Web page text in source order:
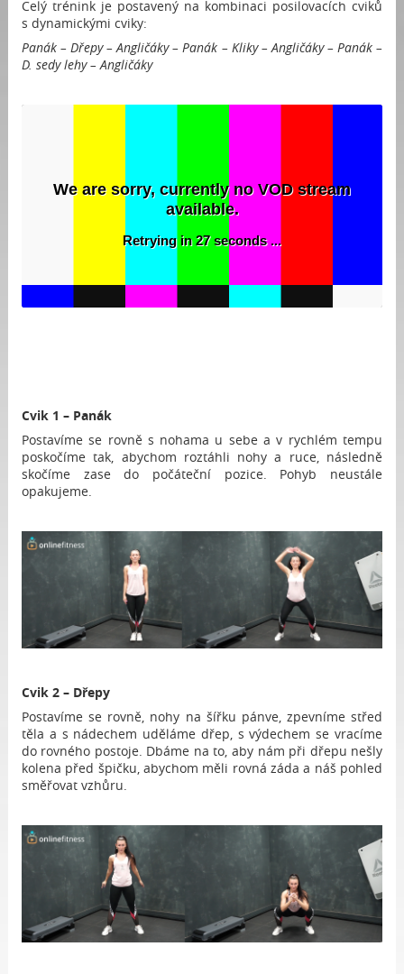
Celý trénink je postavený na kombinaci posilovacích cviků
s dynamickými cviky:
Panák – Dřepy – Angličáky – Panák – Kliky – Angličáky – Panák –
D. sedy lehy – Angličáky
Cvik 1 – Panák
Postavíme se rovně s nohama u sebe a v rychlém tempu
poskočíme tak, abychom roztáhli nohy a ruce, následně
skočíme zase do počáteční pozice. Pohyb neustále
opakujeme.
Cvik 2 – Dřepy
Postavíme se rovně, nohy na šířku pánve, zpevníme střed
těla a s nádechem uděláme dřep, s výdechem se vracíme
do rovného postoje. Dbáme na to, aby nám při dřepu nešly
kolena před špičku, abychom měli rovná záda a náš pohled
směřovat vzhůru.